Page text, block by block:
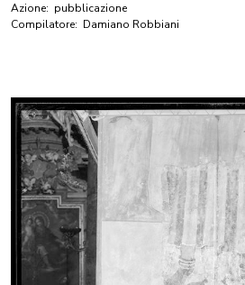
Azione: pubblicazione
Compilatore: Damiano Robbiani